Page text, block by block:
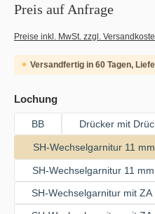
Preis auf Anfrage
Preise inkl. MwSt. zzgl.
Versandfertig in 60 Tagen,
Lochungauswählen
BB Drücker mit
SH-Wechselgarnitur 11
SH-Wechselgarnitur 11
SH-Wechselgarnitur mit